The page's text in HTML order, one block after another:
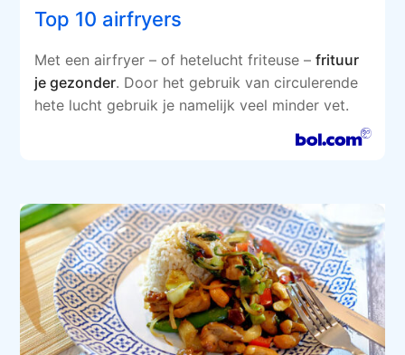
Top 10 airfryers
Met een airfryer – of hetelucht friteuse –frituur
je gezonder. Door het gebruik van circulerende
hete lucht gebruik je namelijk veel minder vet.